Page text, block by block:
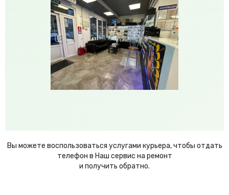
Вы можете воспользоваться услугами курьера, чтобы отдать
телефон в Наш сервис на ремонт
и получить обратно.